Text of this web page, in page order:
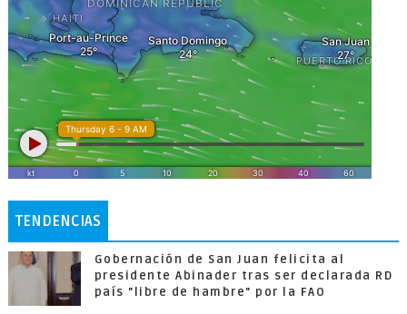
TENDENCIAS
Gobernación de San Juan felicita al
presidente Abinader tras ser declarada RD
país "libre de hambre" por la FAO